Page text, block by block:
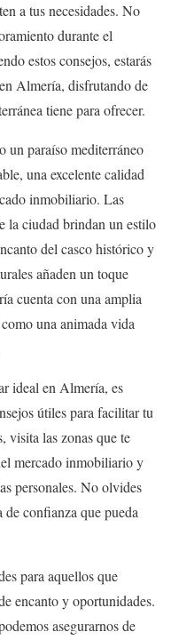
a tus necesidades. No
durante el
estos consejos, estarás
Almería, disfrutando de
tiene para ofrecer.
un paraíso mediterráneo
una excelente calidad
inmobiliario. Las
la ciudad brindan un estilo
del casco histórico y
añaden un toque
cuenta con una amplia
una animada vida
ideal en Almería, es
útiles para facilitar tu
visita las zonas que te
mercado inmobiliario y
personales. No olvides
confianza que pueda
para aquellos que
encanto y oportunidades.
asegurarnos de